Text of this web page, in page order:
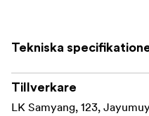
seven camera mounts:
Nikon F, Canon M, Fuji X,
DSLR and mirrorless
types of filmmakers
Tekniska
Tillverkare
LK Samyang, 123,